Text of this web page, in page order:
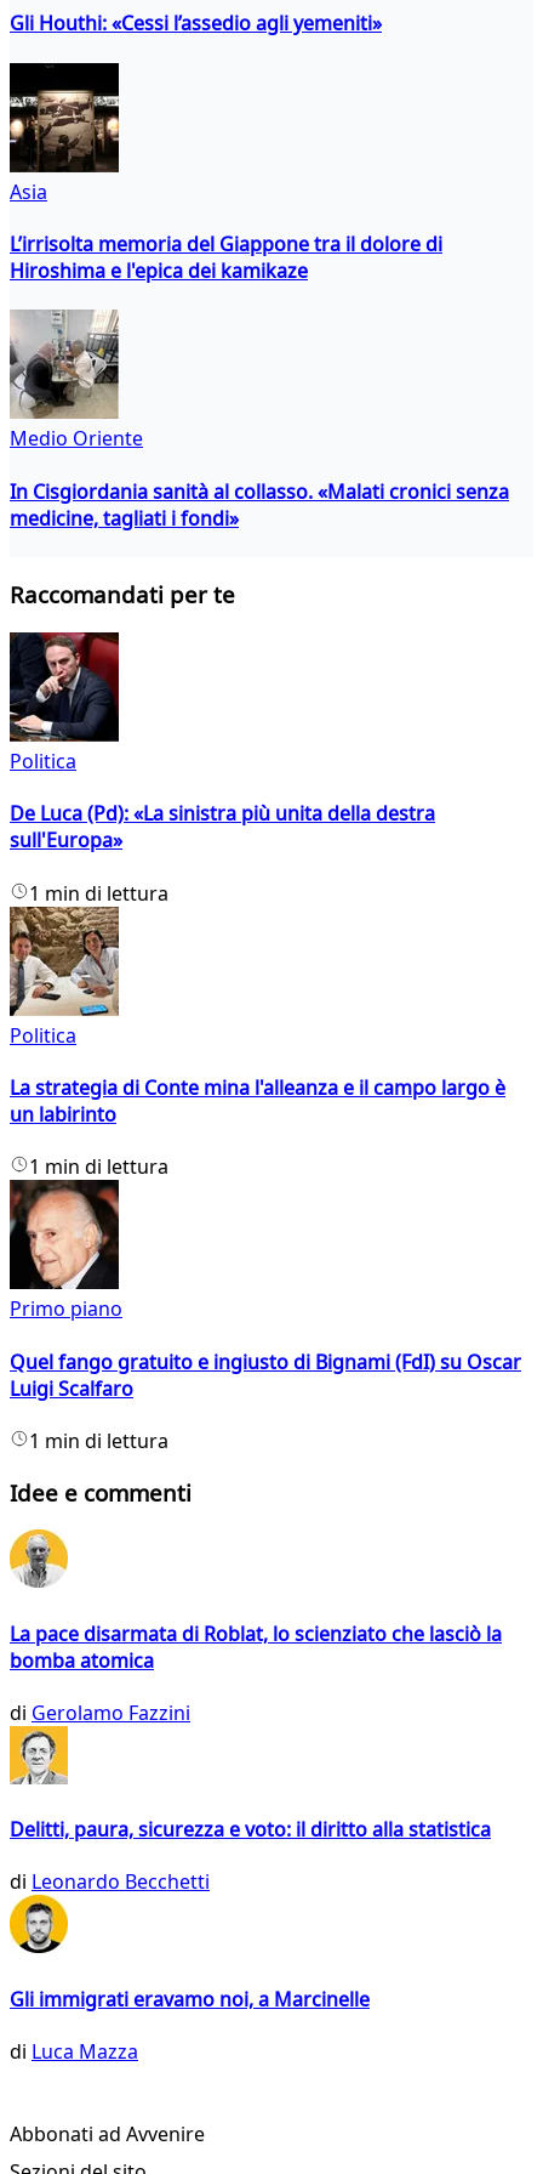
Gli Houthi: «Cessi l’assedio agli yemeniti»
Asia
L’irrisolta memoria del Giappone tra il dolore di
Hiroshima e l'epica dei kamikaze
Medio Oriente
In Cisgiordania sanità al collasso. «Malati cronici senza
medicine, tagliati i fondi»
Raccomandati per te
Politica
De Luca (Pd): «La sinistra più unita della destra
sull'Europa»
1 min di lettura
Politica
La strategia di Conte mina l'alleanza e il campo largo è
un labirinto
1 min di lettura
Primo piano
Quel fango gratuito e ingiusto di Bignami (FdI) su Oscar
Luigi Scalfaro
1 min di lettura
Idee e commenti
La pace disarmata di Roblat, lo scienziato che lasciò la
bomba atomica
di Gerolamo Fazzini
Delitti, paura, sicurezza e voto: il diritto alla statistica
di Leonardo Becchetti
Gli immigrati eravamo noi, a Marcinelle
di Luca Mazza
Abbonati ad Avvenire